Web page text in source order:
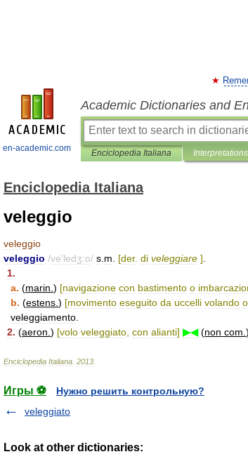
en-academic.com
Academic Dictionaries and
Enciclopedia Italiana Interpretations
Enciclopedia Italiana
veleggio
veleggio
veleggio /ve'ledʒ:o/ s m [der. di veleggiare ]
1.
a. (marin ) [navigazione con bastimento o
b. (estens ) [movimento eseguito da uccelli volando o
veleggiamento
2. (aeron ) [volo veleggiato con alianti] ▶◀(non com )
Enciclopedia Italiana 2013
Игры ⚽
Нужно решить контрольную?
veleggiato
Look at other dictionaries: